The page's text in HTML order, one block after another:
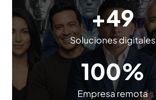
4
9
+49
Soluciones digitales
1
0
100%
Empresa remota